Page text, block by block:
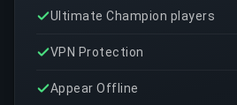
Ultimate Champion players
VPN Protection
Appear Offline